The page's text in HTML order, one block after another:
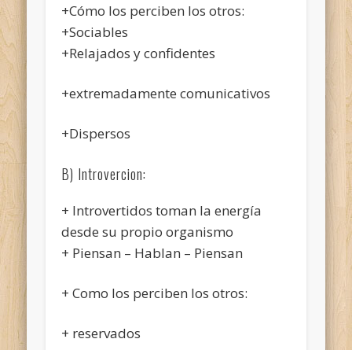
+Cómo los perciben los otros:
+Sociables
+Relajados y confidentes
+extremadamente comunicativos
+Dispersos
B) Introvercion:
+ Introvertidos toman la energía
desde su propio organismo
+ Piensan – Hablan – Piensan
+ Como los perciben los otros:
+ reservados